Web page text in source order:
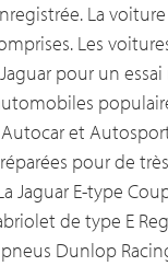
La
Les
pour un
et
pour de
Jaguar E-type
de type E
Dunlop